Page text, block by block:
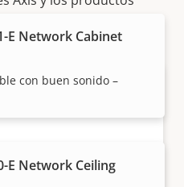
E Network Cabinet
con buen sonido –
E Network Ceiling